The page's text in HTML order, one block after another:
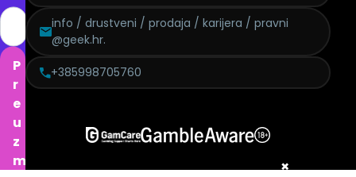
×
P
r
e
u
z
m
info / drustveni / prodaja / karijera / pravni
@geek.hr.
+385998705760